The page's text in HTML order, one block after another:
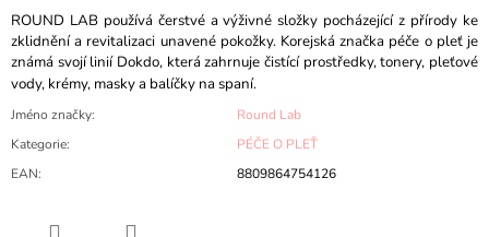
ROUND LAB používá čerstvé a výživné složky pocházející z přírody ke
zklidnění a revitalizaci unavené pokožky. Korejská značka péče o pleť je
známá svojí linií Dokdo, která zahrnuje čistící prostředky, tonery, pleťové
vody, krémy, masky a balíčky na spaní.
Jméno značky:
Round Lab
Kategorie:
PÉČE O PLEŤ
EAN: 8809864754126